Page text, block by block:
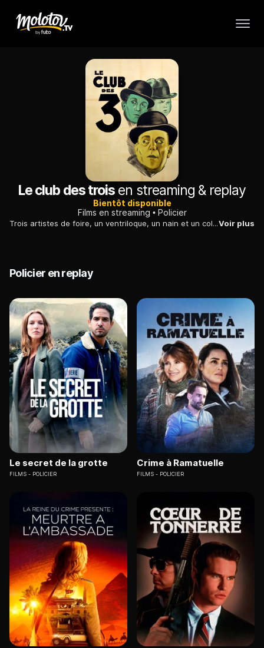
Le club des trois en streaming & replay
Bientôt disponible
Films en streaming
Policier
Trois artistes de foire, un ventriloque, un nain et un colosse, fondent une redoutable bande de criminels. Seul l'amour viendra contrarier leurs plans.Voir plus
Policier en replay
Le secret de la grotte
FILMS POLICIER
Crime à Ramatuelle
FILMS POLICIER